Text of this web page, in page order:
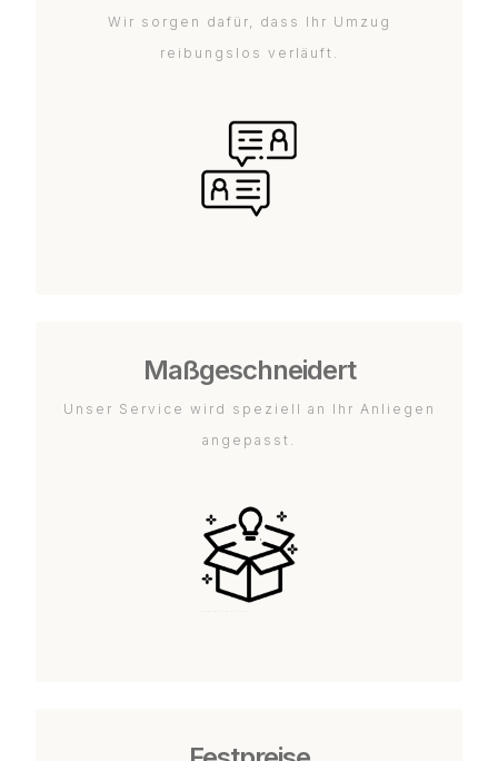
Wir sorgen dafür, dass Ihr Umzug
reibungslos verläuft.
Maßgeschneidert
Unser Service wird speziell an Ihr Anliegen
angepasst.